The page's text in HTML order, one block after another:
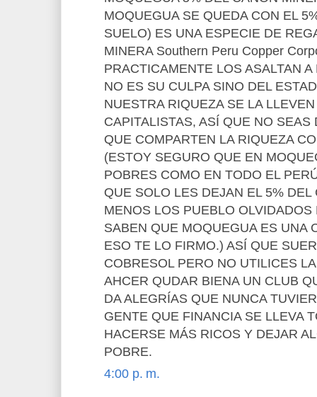
MOQUEGUA SE QUEDA CON EL
SUELO) ES UNA ESPECIE DE
MINERA Southern Peru Copper
PRACTICAMENTE LOS ASALTAN
NO ES SU CULPA SINO DEL
NUESTRA RIQUEZA SE LA
CAPITALISTAS, ASÍ QUE NO
QUE COMPARTEN LA RIQUEZA
(ESTOY SEGURO QUE EN
POBRES COMO EN TODO EL
QUE SOLO LES DEJAN EL 5%
MENOS LOS PUEBLO
SABEN QUE MOQUEGUA ES UNA
ESO TE LO FIRMO.) ASÍ QUE
COBRESOL PERO NO UTILICES
AHCER QUDAR BIENA UN CLUB
DA ALEGRÍAS QUE NUNCA
GENTE QUE FINANCIA SE LLEVA
HACERSE MÁS RICOS Y DEJAR
POBRE.
4:00 p. m.